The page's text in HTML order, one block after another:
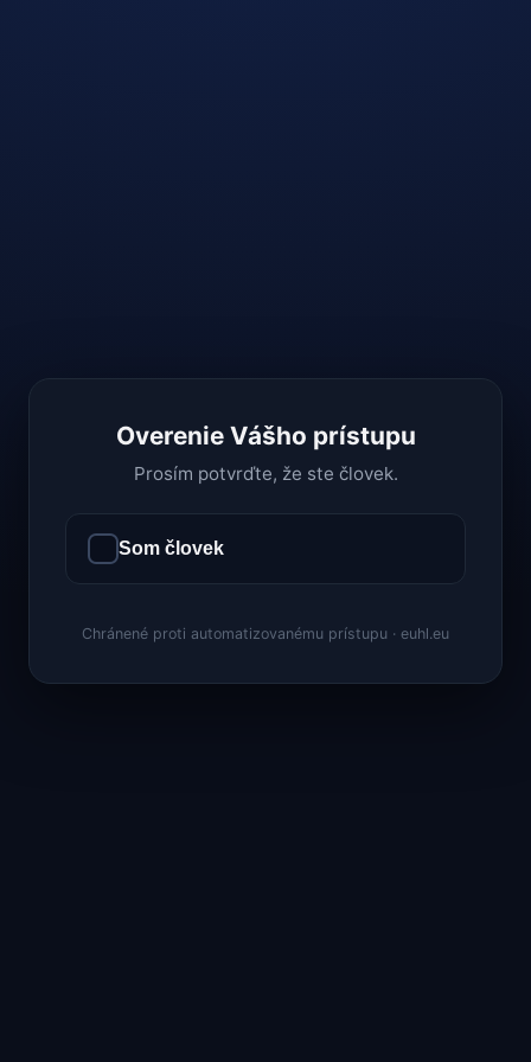
Overenie Vášho prístupu
Prosím potvrďte, že ste človek.
Som človek
Chránené proti automatizovanému prístupu · euhl.eu